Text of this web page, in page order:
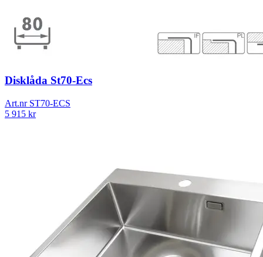
Disklåda St70-Ecs
Art.nr ST70-ECS
5 915 kr